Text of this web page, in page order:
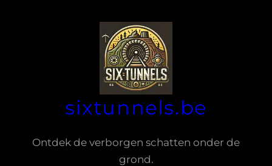
sixtunnels.be
Ontdek de verborgen schatten onder de
grond.